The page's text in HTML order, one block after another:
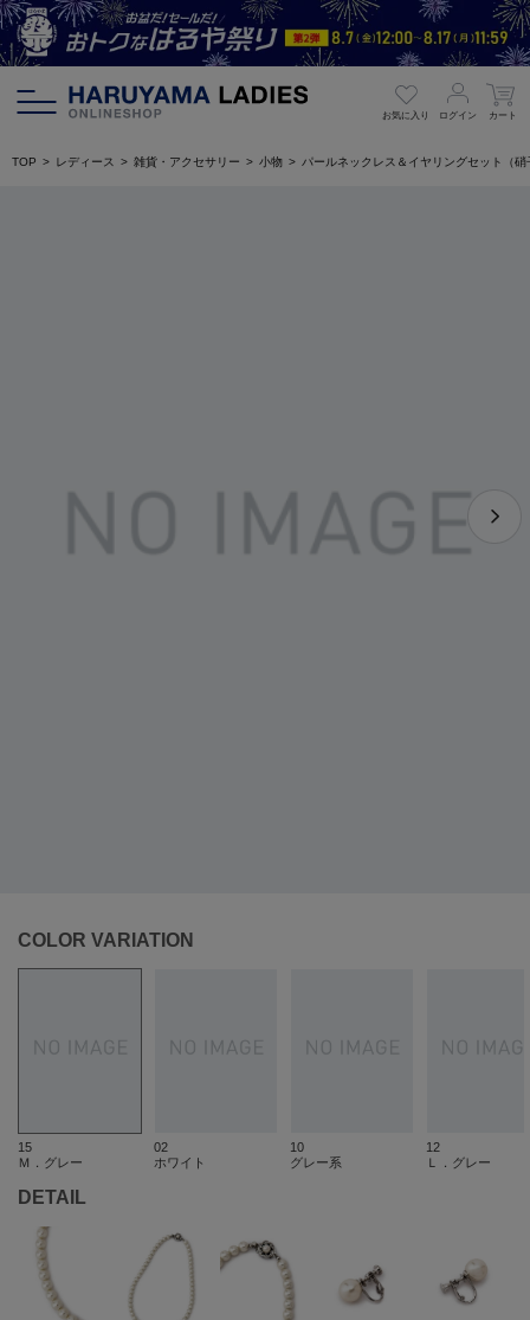
お気に入り ログイン カート
TOP レディース 雑貨・アクセサリー 小物 パールネックレス＆イヤリングセット（
COLOR VARIATION
15
Ｍ．グレー
02
ホワイト
10
グレー系
12
Ｌ．グレー
DETAIL